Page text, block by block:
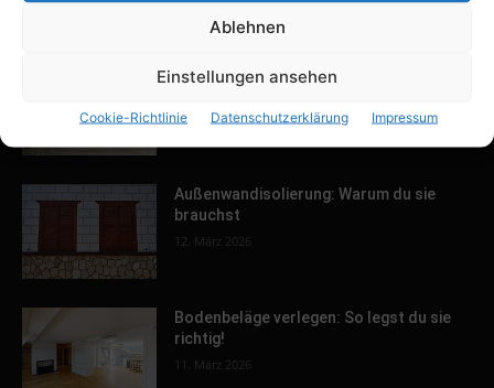
Ablehnen
Einstellungen ansehen
Cookie-Richtlinie Datenschutzerklärung Impressum
Keller ausbauen: Tipps und Ideen für
dein Zuhause
13. März 2026
Außenwandisolierung: Warum du sie
brauchst
12. März 2026
Bodenbeläge verlegen: So legst du sie
richtig!
11. März 2026